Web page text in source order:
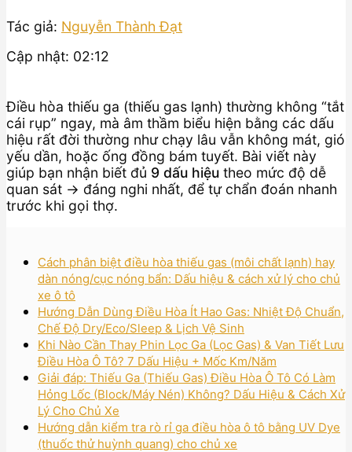
Tác giả: Nguyễn Thành Đạt
Cập nhật: 02:12
Điều hòa thiếu ga (thiếu gas lạnh) thường không “tắt
cái rụp” ngay, mà âm thầm biểu hiện bằng các dấu
hiệu rất đời thường như chạy lâu vẫn không mát, gió
yếu dần, hoặc ống đồng bám tuyết. Bài viết này
giúp bạn nhận biết đủ 9 dấu hiệu theo mức độ dễ
quan sát → đáng nghi nhất, để tự chẩn đoán nhanh
trước khi gọi thợ.
Cách phân biệt điều hòa thiếu gas (môi chất lạnh) hay
dàn nóng/cục nóng bẩn: Dấu hiệu & cách xử lý cho chủ
xe ô tô
Hướng Dẫn Dùng Điều Hòa Ít Hao Gas: Nhiệt Độ Chuẩn,
Chế Độ Dry/Eco/Sleep & Lịch Vệ Sinh
Khi Nào Cần Thay Phin Lọc Ga (Lọc Gas) & Van Tiết Lưu
Điều Hòa Ô Tô? 7 Dấu Hiệu + Mốc Km/Năm
Giải đáp: Thiếu Ga (Thiếu Gas) Điều Hòa Ô Tô Có Làm
Hỏng Lốc (Block/Máy Nén) Không? Dấu Hiệu & Cách Xử
Lý Cho Chủ Xe
Hướng dẫn kiểm tra rò rỉ ga điều hòa ô tô bằng UV Dye
(thuốc thử huỳnh quang) cho chủ xe